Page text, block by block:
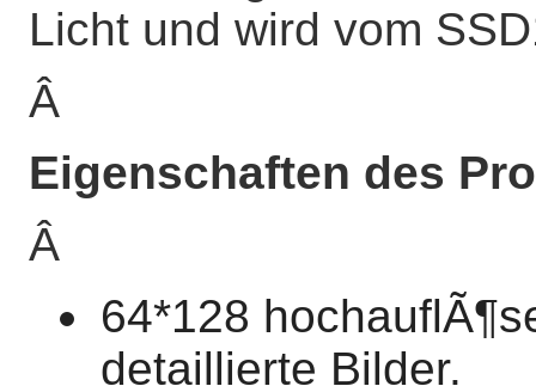
Licht und wird vom
Â
Eigenschaften des
Â
64*128
detaillierte Bilder.